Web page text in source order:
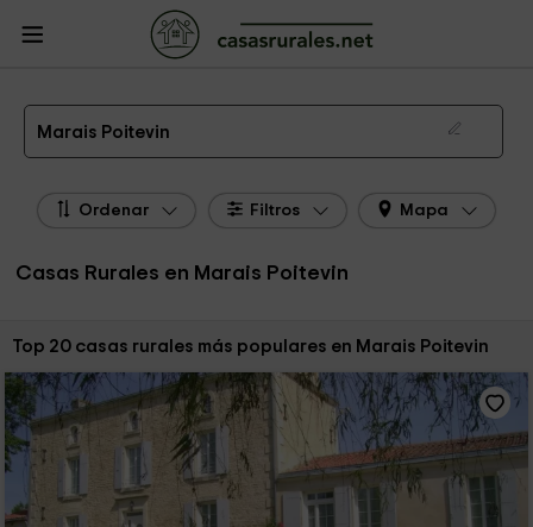
Casas Rurales Francia
Las 28 mejores casas rurales en Marais Poitevin de 2026
Marais Poitevin
Ordenar Filtros Mapa
Casas Rurales en Marais Poitevin
Ordenar por:
Top 20 casas rurales más populares en Marais Poitevin